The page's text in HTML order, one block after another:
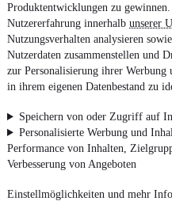
Produktentwicklungen zu
Nutzererfahrung innerhalb unserer
Nutzungsverhalten analysieren
Nutzerdaten zusammenstellen und
zur Personalisierung ihrer
in ihrem eigenen Datenbestand zu
Speichern von oder Zugriff auf
Personalisierte Werbung und
Performance von Inhalten,
Verbesserung von Angeboten
Einstellmöglichkeiten und mehr
Powered
VonAuto verkaufenüber